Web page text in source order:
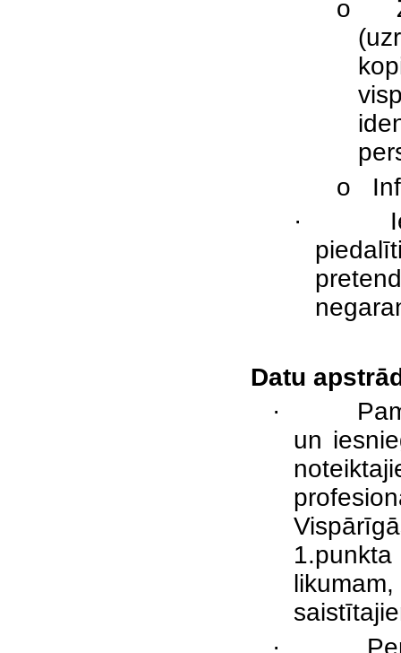
o
o
·
Datu
·
un
·